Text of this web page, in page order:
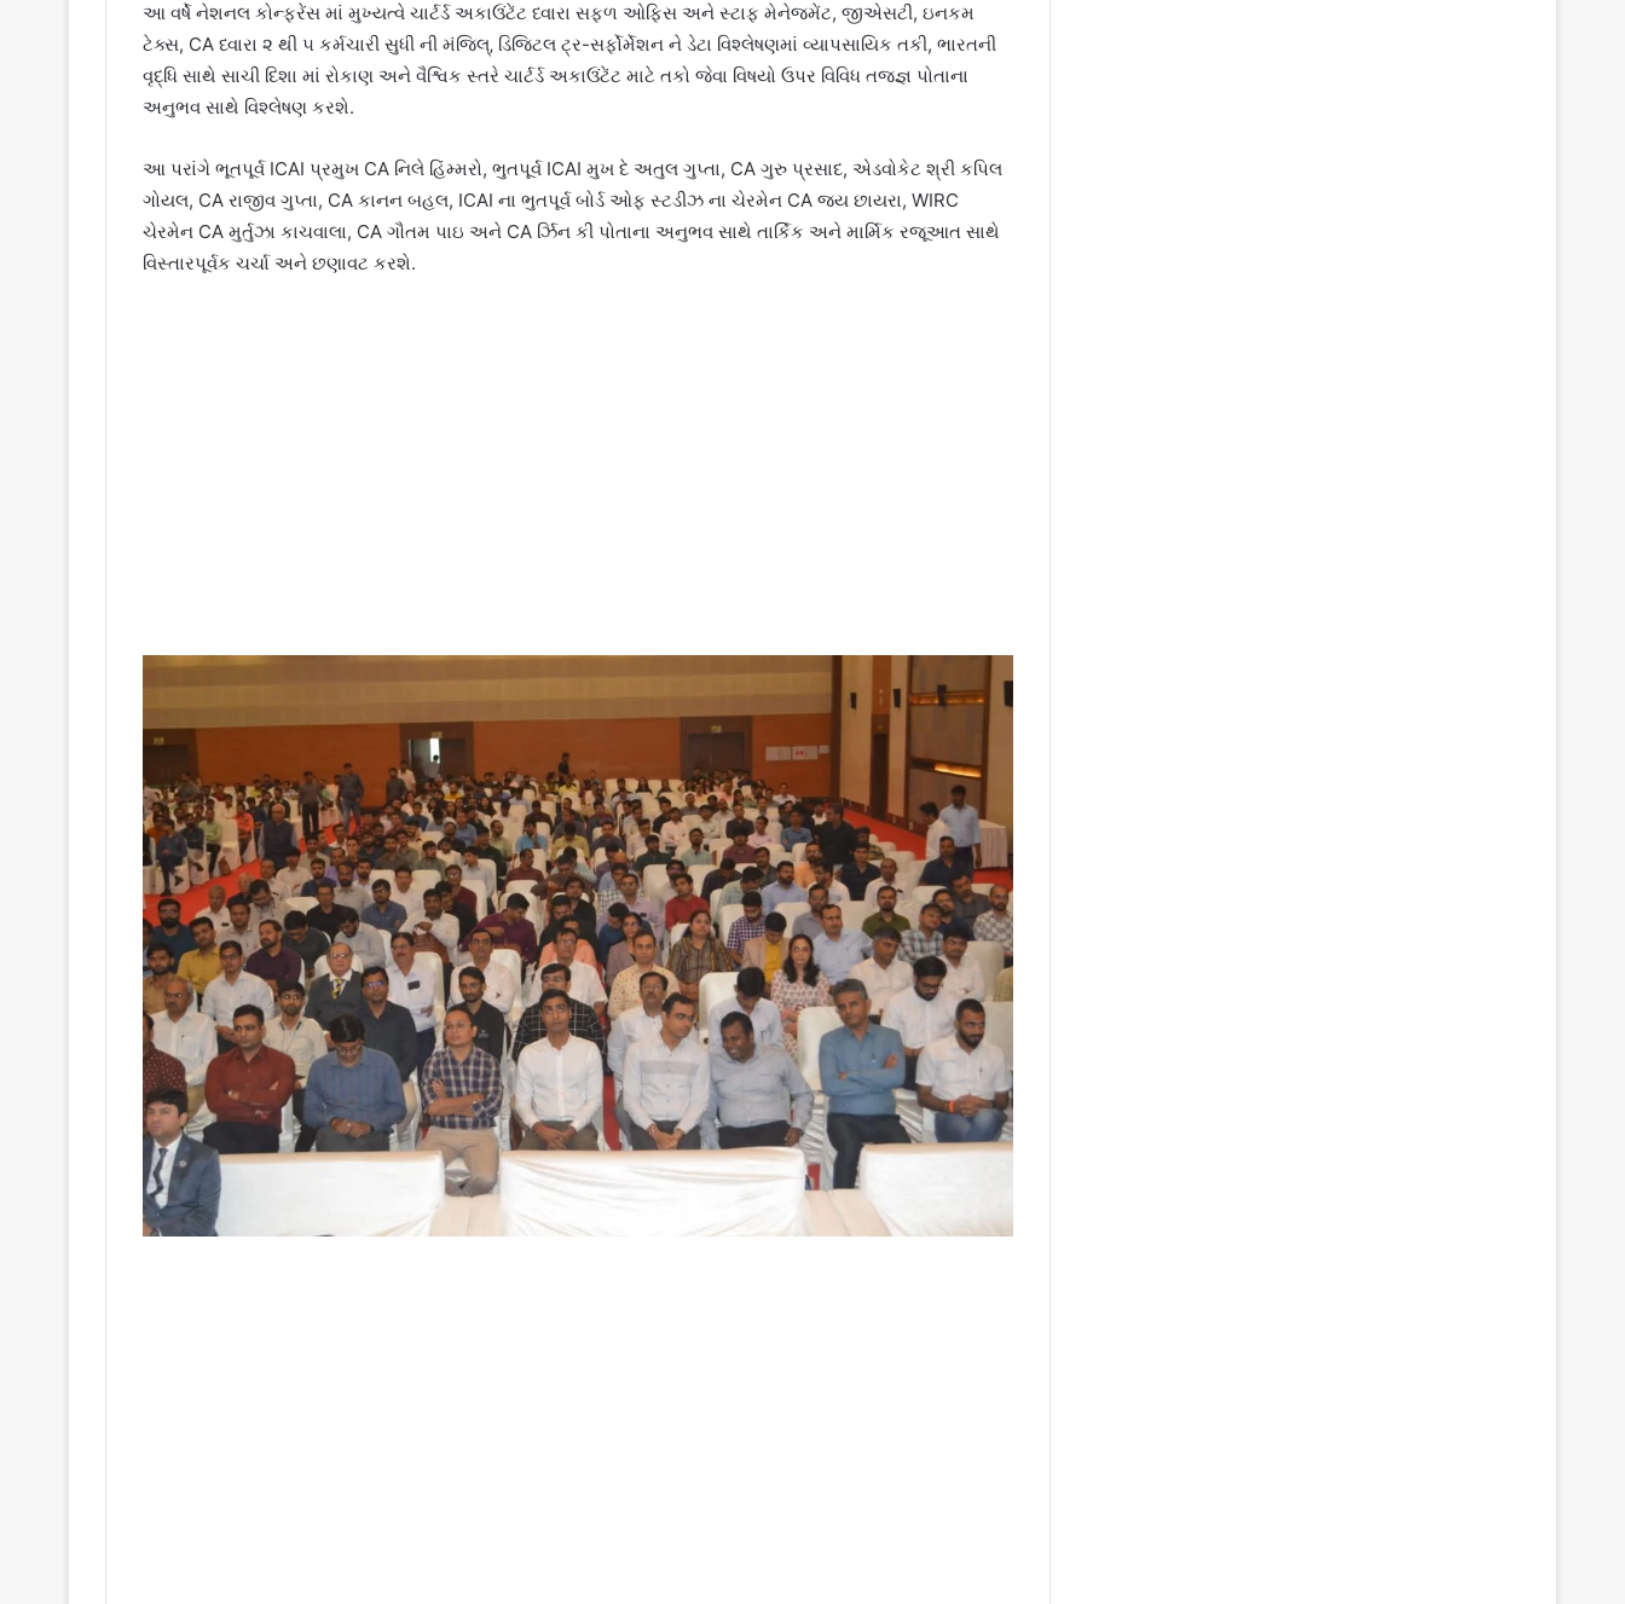
આ વર્ષે નેશનલ કોન્ફરેંસ માં મુખ્યત્વે ચાર્ટર્ડ અકાઉંટેંટ ધ્વારા સફળ ઓફિસ અને સ્ટાફ મેનેજમેંટ, જીએસટી, ઇનકમ
ટેક્સ, CA ધ્વારા ૨ થી ૫ કર્મચારી સુધી ની મંજિલ્‚ ડિજિટલ ટ્ર-સર્ફોર્મેશન ને ડેટા વિશ્લેષણમાં વ્યાપસાયિક તકી, ભારતની
વૃદ્ધિ સાથે સાચી દિશા માં રોકાણ અને વૈશ્વિક સ્તરે ચાર્ટર્ડ અકાઉંટેંટ માટે તકો જેવા વિષયો ઉપર વિવિધ તજજ્ઞ પોતાના
અનુભવ સાથે વિશ્લેષણ કરશે.
આ પરાંગે ભૂતપૂર્વ ICAI પ્રમુખ CA નિલે હિંમ્મરો, ભુતપૂર્વ ICAI મુખ દે અતુલ ગુપ્તા, CA ગુરુ પ્રસાદ, એડવોકેટ શ્રી કપિલ
ગોયલ, CA રાજીવ ગુપ્તા, CA કાનન બહલ, ICAI ના ભુતપૂર્વ બોર્ડ ઓફ સ્ટડીઝ ના ચેરમેન CA જય છાયરા, WIRC
ચેરમેન CA મુર્તુઝા કાચવાલા, CA ગૌતમ પાઇ અને CA ર્ઝિન કી પોતાના અનુભવ સાથે તાર્કિક અને માર્મિક રજૂઆત સાથે
વિસ્તારપૂર્વક ચર્ચા અને છણાવટ કરશે.